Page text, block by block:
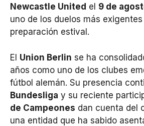
Newcastle United el 9 de
uno de los duelos más
preparación estival.
El Union Berlin se ha
años como uno de los clubes
fútbol alemán. Su presencia
Bundesliga y su reciente
de Campeones dan cuenta del
una entidad que ha sabido